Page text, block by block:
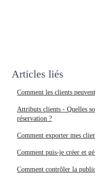
Articles liés
Comment les clients
Attributs clients - Quelles
réservation ?
Comment exporter mes
Comment puis-je créer et
Comment contrôler la